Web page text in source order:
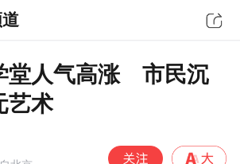
堂人气高涨 市民沉
艺术